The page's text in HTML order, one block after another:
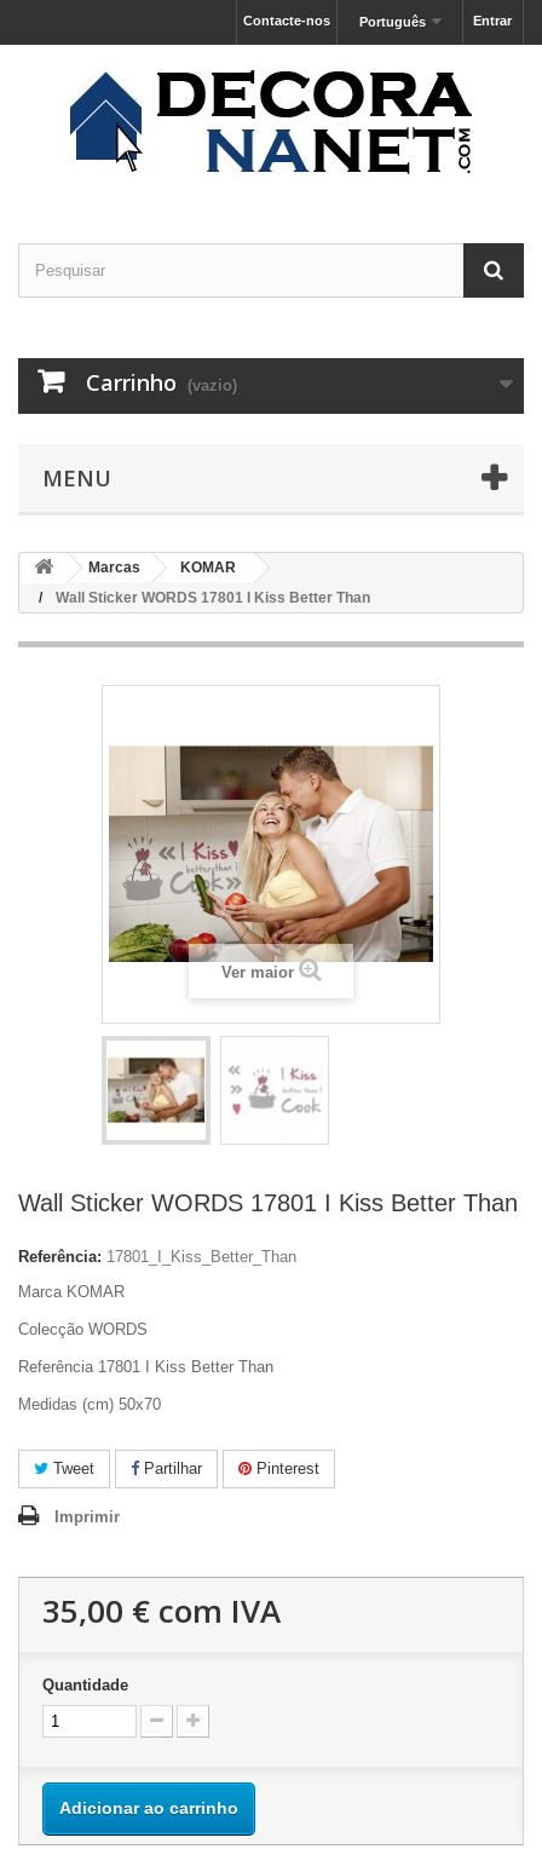
Entrar
Português
Contacte-nos
Carrinho (vazio)
MENU
Marcas
KOMAR
Wall Sticker WORDS 17801 I Kiss Better Than
Ver maior
Wall Sticker WORDS 17801 I Kiss Better Than
Referência: 17801_I_Kiss_Better_Than
Marca KOMAR
Colecção WORDS
Referência 17801 I Kiss Better Than
Medidas (cm) 50x70
Tweet Partilhar Pinterest
Imprimir
35,00 € com IVA
Quantidade
Adicionar ao carrinho